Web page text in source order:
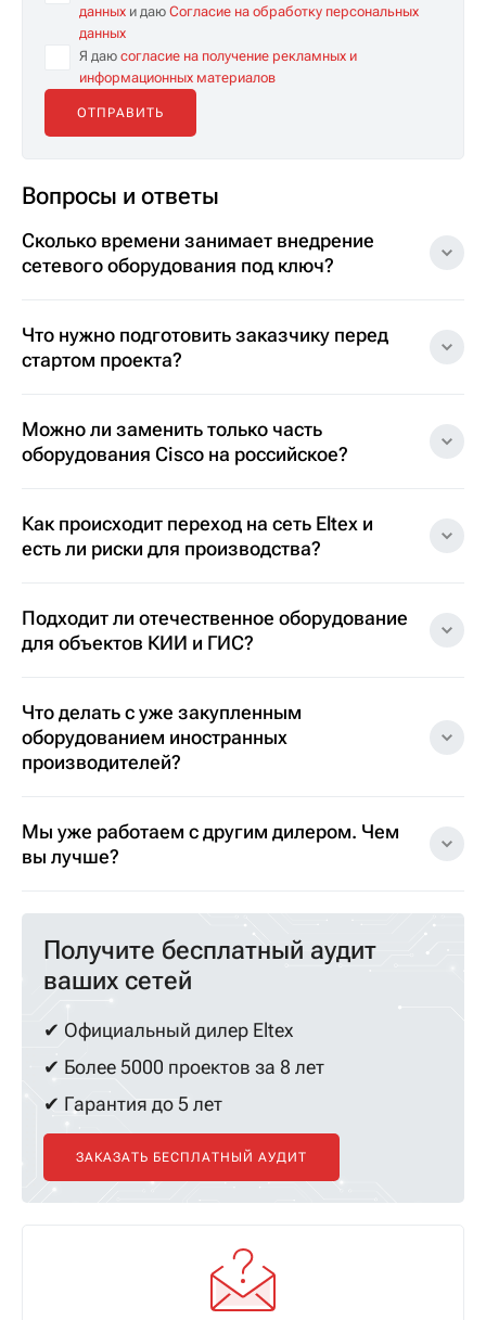
данных и даю Согласие на обработку персональных
данных
Я даю согласие на получение рекламных и
информационных материалов
Вопросы и ответы
Сколько времени занимает внедрение
сетевого оборудования под ключ?
Что нужно подготовить заказчику перед
стартом проекта?
Можно ли заменить только часть
оборудования Cisco на российское?
Как происходит переход на сеть Eltex и
есть ли риски для производства?
Подходит ли отечественное оборудование
для объектов КИИ и ГИС?
Что делать с уже закупленным
оборудованием иностранных
производителей?
Мы уже работаем с другим дилером. Чем
вы лучше?
Получите бесплатный аудит
ваших сетей
✔ Официальный дилер Eltex
✔ Более 5000 проектов за 8 лет
✔ Гарантия до 5 лет
ЗАКАЗАТЬ БЕСПЛАТНЫЙ АУДИТ